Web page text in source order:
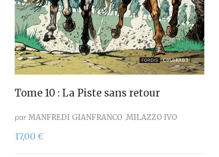
Tome 10 : La Piste sans retour
par MANFREDI GIANFRANCO MILAZZO IVO
17,00 €